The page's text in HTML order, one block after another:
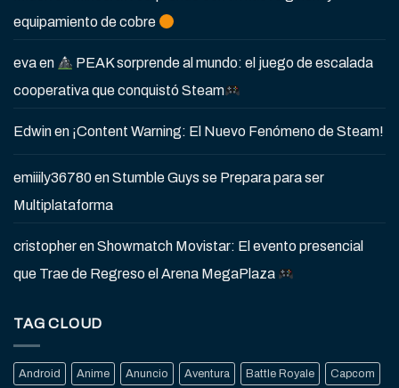
equipamiento de cobre
evaen
PEAK sorprende al mundo: el juego de escalada
cooperativa que conquistó Steam
Edwinen ¡Content Warning: El Nuevo Fenómeno de Steam!
emiiily36780enStumble Guys se Prepara para ser
Multiplataforma
cristopherenShowmatch Movistar: El evento presencial
que Trae de Regreso el Arena MegaPlaza
TAG CLOUD
Android Anime Anuncio Aventura Battle Royale Capcom